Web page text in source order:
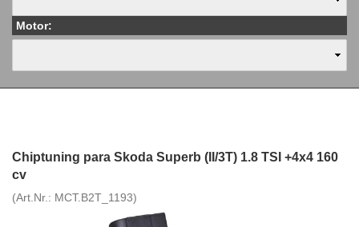
Motor:
Chiptuning para Skoda Superb (II/3T) 1.8 TSI +4x4 160
cv
(Art.Nr.: MCT.B2T_1193)